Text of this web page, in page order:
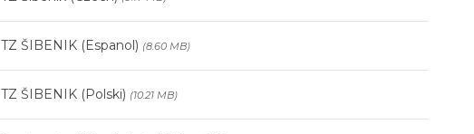
TZ ŠIBENIK (Espanol) (8.60 MB)
TZ ŠIBENIK (Polski) (10.21 MB)